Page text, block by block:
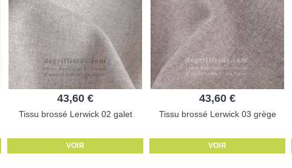
43,60 €
Tissu brossé Lerwick 02 galet
VOIR
43,60 €
Tissu brossé Lerwick 03 grège
VOIR